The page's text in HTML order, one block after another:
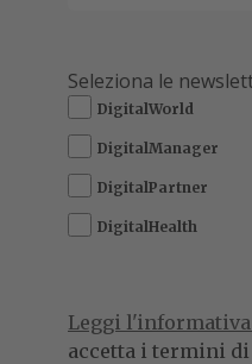
Seleziona le
DigitalWorld
DigitalManager
DigitalPartner
DigitalHealth
Leggi
accetta i termini